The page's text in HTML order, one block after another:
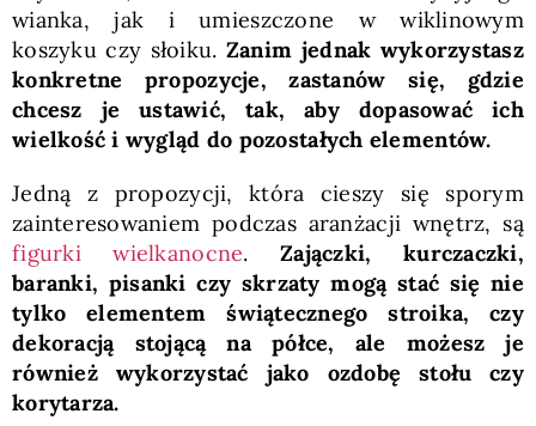
wianka, jak i umieszczone w wiklinowym
koszyku czy słoiku. Zanim jednak wykorzystasz
konkretne propozycje, zastanów się, gdzie
chcesz je ustawić, tak, aby dopasować ich
wielkość i wygląd do pozostałych elementów.
Jedną z propozycji, która cieszy się sporym
zainteresowaniem podczas aranżacji wnętrz, są
figurki wielkanocne.Zajączki, kurczaczki,
baranki, pisanki czy skrzaty mogą stać się nie
tylko elementem świątecznego stroika, czy
dekoracją stojącą na półce, ale możesz je
również wykorzystać jako ozdobę stołu czy
korytarza.